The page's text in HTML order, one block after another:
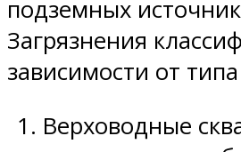
подземных
Загрязнения
зависимости от
Верховодные